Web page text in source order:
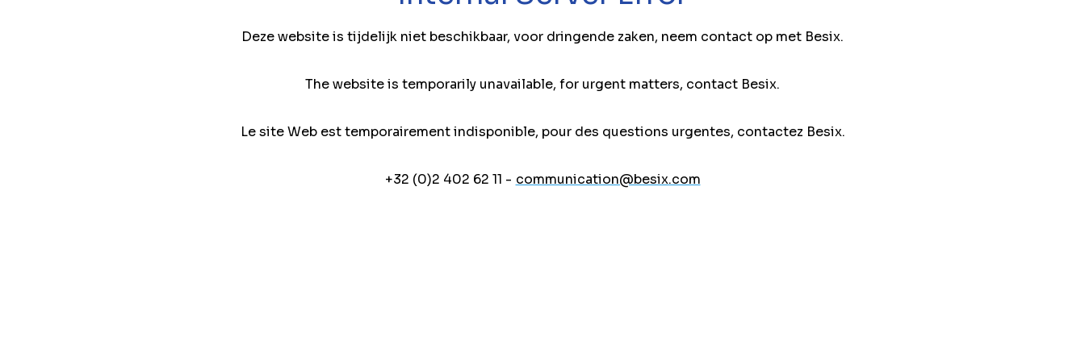
Deze website is tijdelijk niet beschikbaar, voor dringende zaken, neem contact op met Besix.
The website is temporarily unavailable, for urgent matters, contact Besix.
Le site Web est temporairement indisponible, pour des questions urgentes, contactez Besix.
+32 (0)2 402 62 11 - communication@besix.com